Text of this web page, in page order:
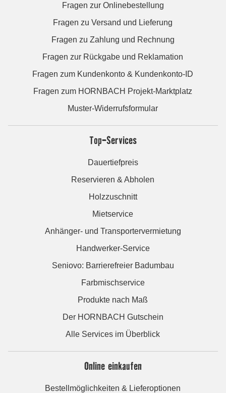
Fragen zur Onlinebestellung
Fragen zu Versand und Lieferung
Fragen zu Zahlung und Rechnung
Fragen zur Rückgabe und Reklamation
Fragen zum Kundenkonto & Kundenkonto-ID
Fragen zum HORNBACH Projekt-Marktplatz
Muster-Widerrufsformular
Top-Services
Dauertiefpreis
Reservieren & Abholen
Holzzuschnitt
Mietservice
Anhänger- und Transportervermietung
Handwerker-Service
Seniovo: Barrierefreier Badumbau
Farbmischservice
Produkte nach Maß
Der HORNBACH Gutschein
Alle Services im Überblick
Online einkaufen
Bestellmöglichkeiten & Lieferoptionen